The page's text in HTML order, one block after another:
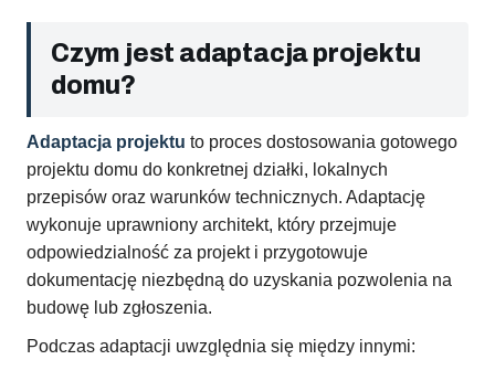
Czym jest adaptacja projektu
domu?
Adaptacja projektu to proces dostosowania gotowego
projektu domu do konkretnej działki, lokalnych
przepisów oraz warunków technicznych. Adaptację
wykonuje uprawniony architekt, który przejmuje
odpowiedzialność za projekt i przygotowuje
dokumentację niezbędną do uzyskania pozwolenia na
budowę lub zgłoszenia.
Podczas adaptacji uwzględnia się między innymi: